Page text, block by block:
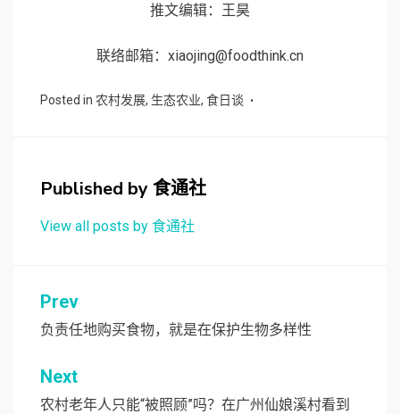
推文编辑：王昊
联络邮箱：xiaojing@foodthink.cn
Posted in 农村发展, 生态农业, 食日谈
Published by食通社
View all posts by 食通社
文
章
导
航
Prev
负责任地购买食物，就是在保护生物多样性
Next
农村老年人只能“被照顾”吗？在广州仙娘溪村看到